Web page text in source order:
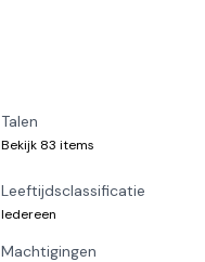
Talen
Bekijk 83 items
Leeftijdsclassificatie
Iedereen
Machtigingen